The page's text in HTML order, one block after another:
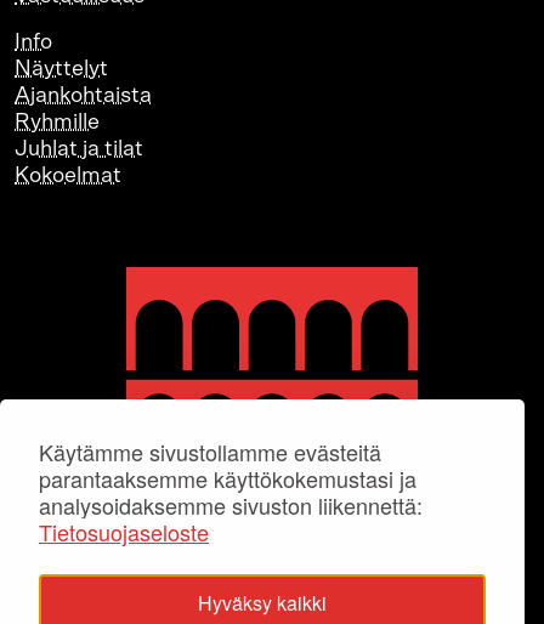
Käytämme sivustollamme evästeitä
parantaaksemme käyttökokemustasi ja
analysoidaksemme sivuston liikennettä:
Tietosuojaseloste
Hyväksy kaikki
Info
Näyttelyt
Ajankohtaista
Ryhmille
Juhlat ja tilat
Kokoelmat